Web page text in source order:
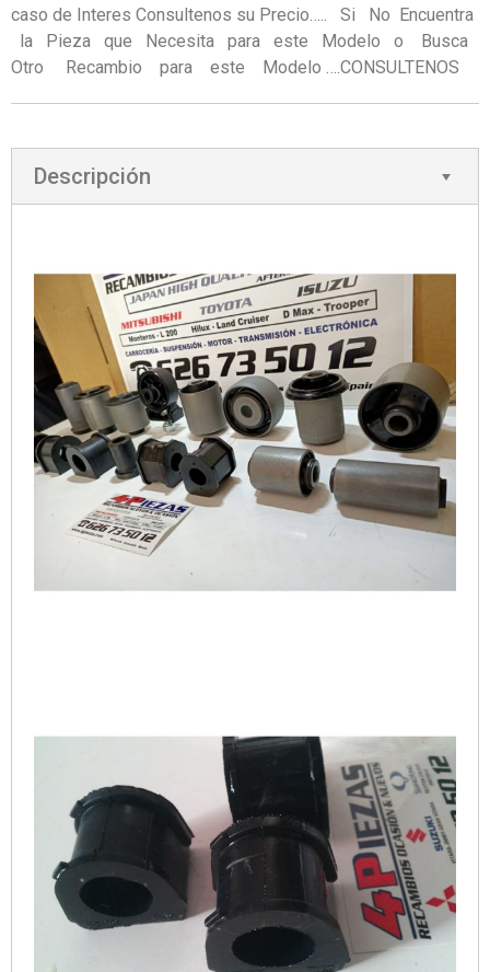
caso de Interes Consultenos su Precio….. Si No Encuentra
la Pieza que Necesita para este Modelo o Busca
Otro Recambio para este Modelo ….CONSULTENOS
Descripción